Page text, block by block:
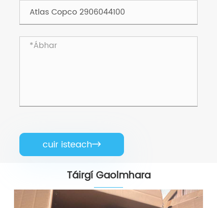
cuir isteach
Táirgí Gaolmhara